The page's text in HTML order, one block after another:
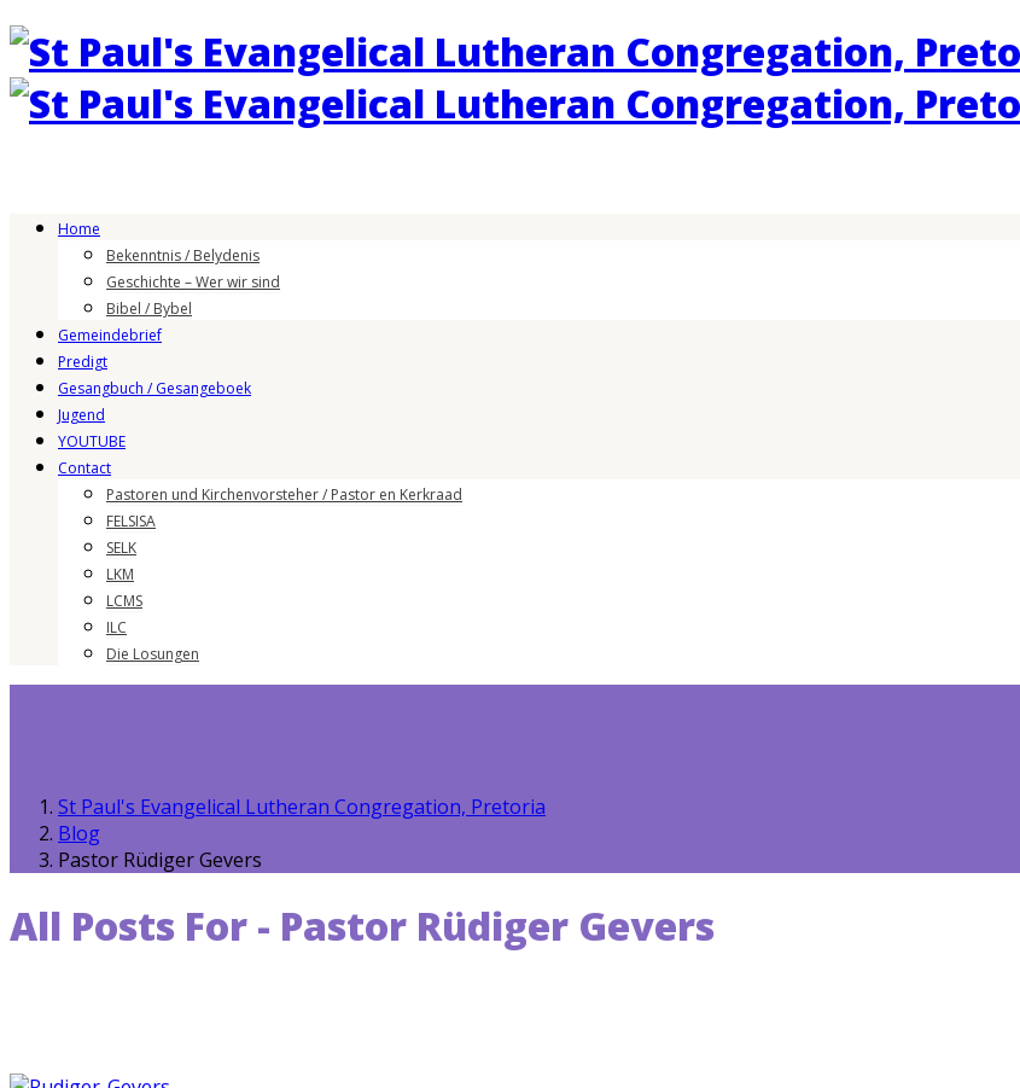
Home
Bekenntnis / Belydenis
Geschichte – Wer wir sind
Bibel / Bybel
Gemeindebrief
Predigt
Gesangbuch / Gesangeboek
Jugend
YOUTUBE
Contact
Pastoren und Kirchenvorsteher / Pastor en Kerkraad
FELSISA
SELK
LKM
LCMS
ILC
Die Losungen
St Paul's Evangelical Lutheran Congregation, Pretoria
Blog
Pastor Rüdiger Gevers
All Posts For - Pastor Rüdiger Gevers